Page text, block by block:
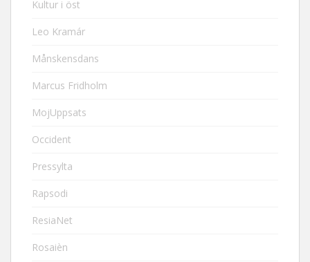
Kultur i öst
Leo Kramár
Månskensdans
Marcus Fridholm
MojUppsats
Occident
Pressylta
Rapsodi
ResiaNet
Rosaièn